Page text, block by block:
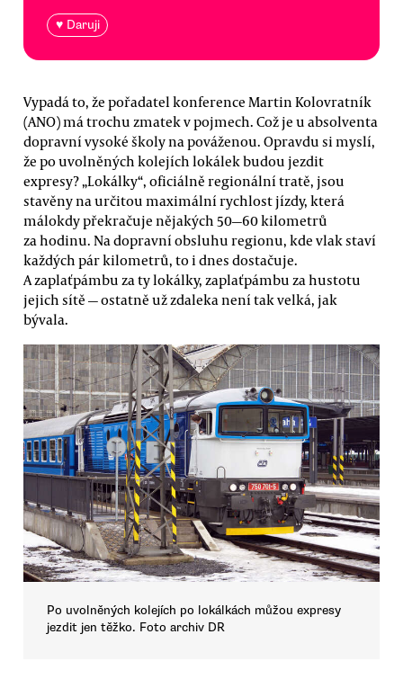
♥ Daruji
Vypadá to, že pořadatel konference Martin Kolovratník
(ANO) má trochu zmatek v pojmech. Což je u absolventa
dopravní vysoké školy na pováženou. Opravdu si myslí,
že po uvolněných kolejích lokálek budou jezdit
expresy? „Lokálky“, oficiálně regionální tratě, jsou
stavěny na určitou maximální rychlost jízdy, která
málokdy překračuje nějakých 50—60 kilometrů
za hodinu. Na dopravní obsluhu regionu, kde vlak staví
každých pár kilometrů, to i dnes dostačuje.
A zaplaťpámbu za ty lokálky, zaplaťpámbu za hustotu
jejich sítě — ostatně už zdaleka není tak velká, jak
bývala.
Po uvolněných kolejích po lokálkách můžou expresy
jezdit jen těžko. Foto archiv DR